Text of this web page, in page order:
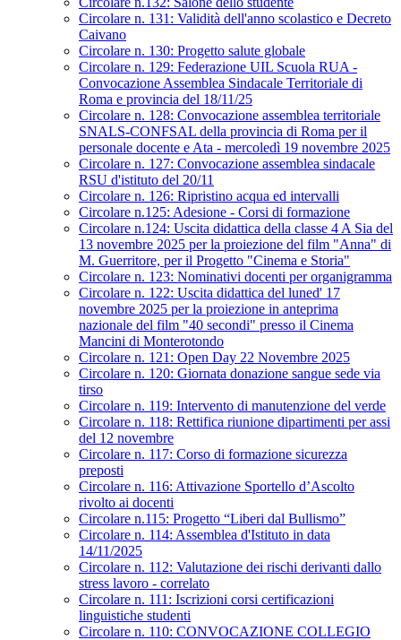
Circolare n. 131: Validità dell'anno scolastico e Decreto
Caivano
Circolare n. 130: Progetto salute globale
Circolare n. 129: Federazione UIL Scuola RUA -
Convocazione Assemblea Sindacale Territoriale di
Roma e provincia del 18/11/25
Circolare n. 128: Convocazione assemblea territoriale
SNALS-CONFSAL della provincia di Roma per il
personale docente e Ata - mercoledì 19 novembre 2025
Circolare n. 127: Convocazione assemblea sindacale
RSU d'istituto del 20/11
Circolare n. 126: Ripristino acqua ed intervalli
Circolare n.125: Adesione - Corsi di formazione
Circolare n.124: Uscita didattica della classe 4 A Sia del
13 novembre 2025 per la proiezione del film "Anna" di
M. Guerritore, per il Progetto "Cinema e Storia"
Circolare n. 123: Nominativi docenti per organigramma
Circolare n. 122: Uscita didattica del luned' 17
novembre 2025 per la proiezione in anteprima
nazionale del film "40 secondi" presso il Cinema
Mancini di Monterotondo
Circolare n. 121: Open Day 22 Novembre 2025
Circolare n. 120: Giornata donazione sangue sede via
tirso
Circolare n. 119: Intervento di manutenzione del verde
Circolare n. 118: Rettifica riunione dipartimenti per assi
del 12 novembre
Circolare n. 117: Corso di formazione sicurezza
preposti
Circolare n. 116: Attivazione Sportello d’Ascolto
rivolto ai docenti
Circolare n.115: Progetto “Liberi dal Bullismo”
Circolare n. 114: Assemblea d'Istituto in data
14/11/2025
Circolare n. 112: Valutazione dei rischi derivanti dallo
stress lavoro - correlato
Circolare n. 111: Iscrizioni corsi certificazioni
linguistiche studenti
Circolare n. 110: CONVOCAZIONE COLLEGIO